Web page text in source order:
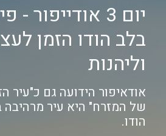
יום 3 אודייפור
בלב הודו הזמן
וליהנות
אודאיפור הידועה גם כ"עיר
של המזרח" היא עיר מרהיבה
הודו.